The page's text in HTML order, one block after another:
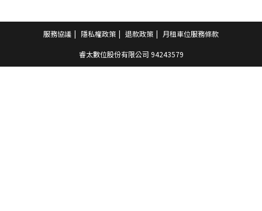
服務協議 隱私權政策 退款政策 月租車位服務條款
睿太數位股份有限公司 94243579